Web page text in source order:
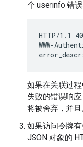
个 userinfo 错误
HTTP/1.1
WWW-
如果在关联过
失败的错误响
将被舍弃，并且
如果访问令牌
JSON 对象的